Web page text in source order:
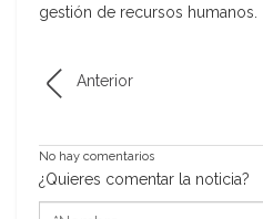
gestión de recursos humanos.
Anterior
No hay comentarios
¿Quieres comentar la noticia?